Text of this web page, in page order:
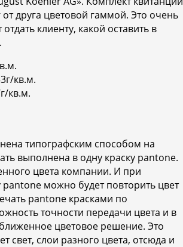
друга цветовой гаммой. Это очень
клиенту, какой оставить в
кв.м.
кв.м.
типографским способом на
выполнена в одну краску pantone.
цвета компании. И при
можно будет повторить цвет
pantone красками по
точности передачи цвета и в
цветовое решение. Это
свет, слои разного цвета, отсюда и